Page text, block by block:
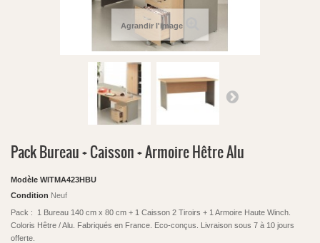
Agrandir l'image
Pack Bureau + Caisson + Armoire Hêtre Alu
Modèle WITMA423HBU
Condition Neuf
Pack : 1 Bureau 140 cm x 80 cm + 1 Caisson 2 Tiroirs + 1 Armoire Haute Winch.
Coloris Hêtre / Alu. Fabriqués en France. Eco-conçus. Livraison sous 7 à 10 jours
offerte.